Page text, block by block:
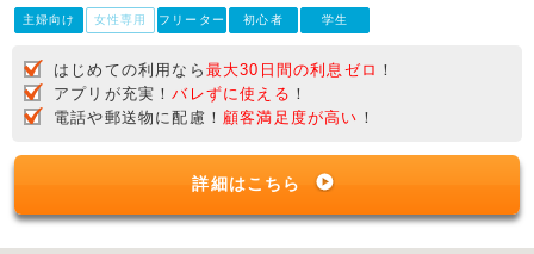
主婦向け 女性専用 フリーター 初心者 学生
はじめての利用なら 最大30日間の利息ゼロ ！
アプリが充実！バレずに使える ！
電話や郵送物に配慮！ 顧客満足度が高い ！
詳細はこちら